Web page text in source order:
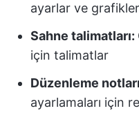
ayarlar ve grafikler
Sahne talimatları:
için talimatlar
Düzenleme
ayarlamaları için